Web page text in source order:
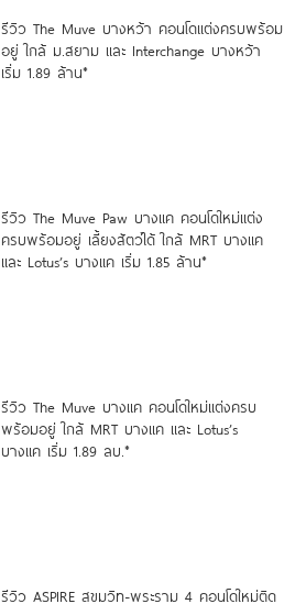
รีวิว The Muve บางหว้า คอนโดแต่งครบพร้อม
อยู่ ใกล้ ม.สยาม และ Interchange บางหว้า
เริ่ม 1.89 ล้าน*
รีวิว The Muve Paw บางแค คอนโดใหม่แต่ง
ครบพร้อมอยู่ เลี้ยงสัตว์ได้ ใกล้ MRT บางแค
และ Lotus’s บางแค เริ่ม 1.85 ล้าน*
รีวิว The Muve บางแค คอนโดใหม่แต่งครบ
พร้อมอยู่ ใกล้ MRT บางแค และ Lotus’s
บางแค เริ่ม 1.89 ลบ.*
รีวิว ASPIRE สุขุมวิท-พระราม 4 คอนโดใหม่ติด